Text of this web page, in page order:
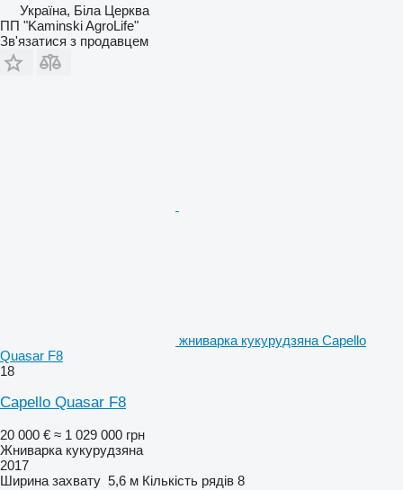
Україна, Біла Церква
ПП "Kaminski AgroLife"
Зв'язатися з продавцем
жниварка кукурудзяна Capello
Quasar F8
18
Capello Quasar F8
20 000 € ≈ 1 029 000 грн
Жниварка кукурудзяна
2017
Ширина захвату 5,6 м Кількість рядів 8